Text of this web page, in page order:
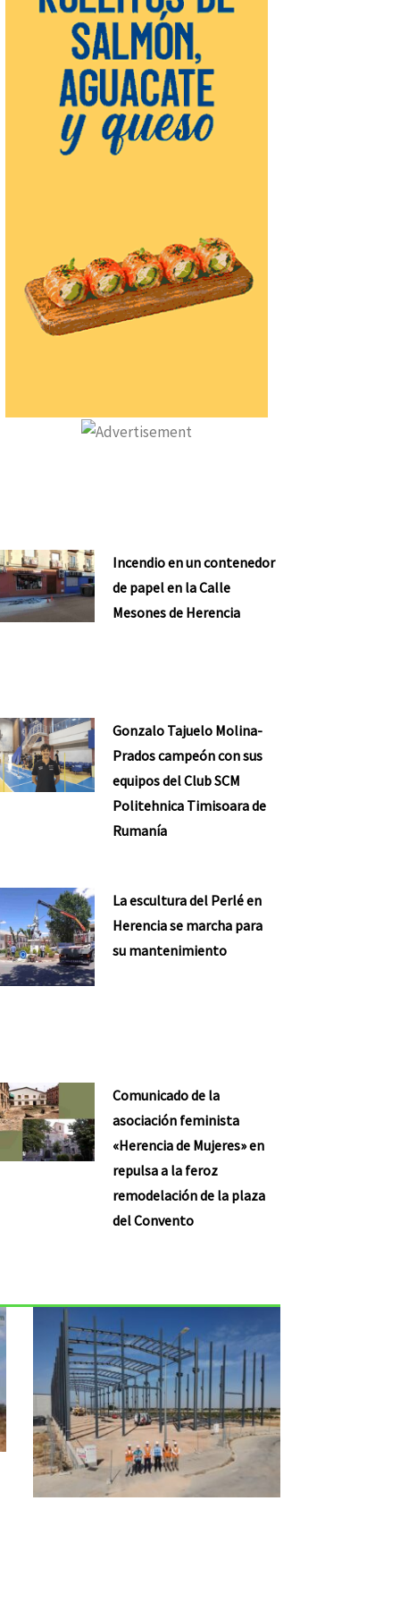
Incendio en un contenedor
de papel en la Calle
Mesones de Herencia
Gonzalo Tajuelo Molina-
Prados campeón con sus
equipos del Club SCM
Politehnica Timisoara de
Rumanía
La escultura del Perlé en
Herencia se marcha para
su mantenimiento
Comunicado de la
asociación feminista
«Herencia de Mujeres» en
repulsa a la feroz
remodelación de la plaza
del Convento